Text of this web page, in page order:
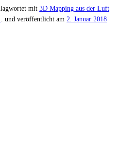
mit 3D Mapping aus der Luft
. und veröffentlicht am 2. Januar 2018